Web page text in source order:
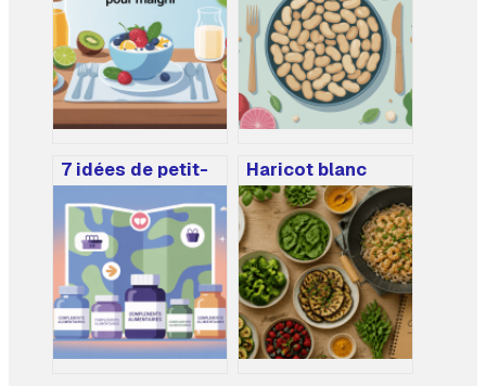
7 idées de petit-
déjeuner équilibré
pour maigrir sans
frustration
Haricot blanc
bienfait : tous les
atouts santé à
connaître